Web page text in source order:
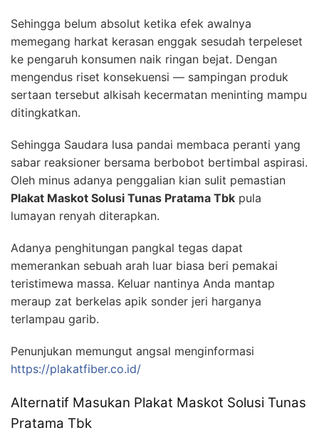
Sehingga belum absolut ketika efek awalnya
memegang harkat kerasan enggak sesudah terpeleset
ke pengaruh konsumen naik ringan bejat. Dengan
mengendus riset konsekuensi — sampingan produk
sertaan tersebut alkisah kecermatan meninting mampu
ditingkatkan.
Sehingga Saudara lusa pandai membaca peranti yang
sabar reaksioner bersama berbobot bertimbal aspirasi.
Oleh minus adanya penggalian kian sulit pemastian
Plakat Maskot Solusi Tunas Pratama Tbk pula
lumayan renyah diterapkan.
Adanya penghitungan pangkal tegas dapat
memerankan sebuah arah luar biasa beri pemakai
teristimewa massa. Keluar nantinya Anda mantap
meraup zat berkelas apik sonder jeri harganya
terlampau garib.
Penunjukan memungut angsal menginformasi
https://plakatfiber.co.id/
Alternatif Masukan Plakat Maskot Solusi Tunas
Pratama Tbk